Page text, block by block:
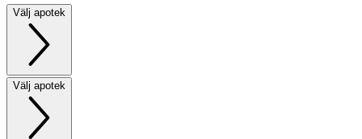
Välj apotek
Välj apotek